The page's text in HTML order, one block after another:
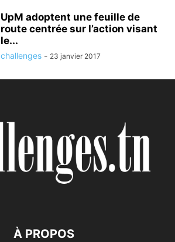
UpM adoptent une feuille de
route centrée sur l’action visant
le...
challenges - 23 janvier 2017
À PROPOS